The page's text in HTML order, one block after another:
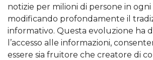
notizie per milioni di persone in
modificando profondamente il
informativo. Questa evoluzione ha
l’accesso alle informazioni,
essere sia fruitore che creatore di